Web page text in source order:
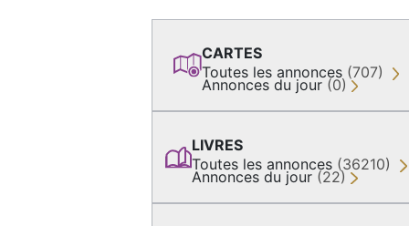
CARTES
Toutes les annonces (707)
Annonces du jour (0)
LIVRES
Toutes les annonces (36210)
Annonces du jour (22)